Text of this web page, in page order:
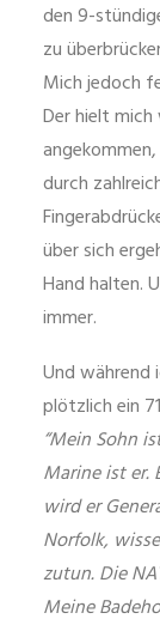
den 9-
zu
Mich jedoch
Der hielt
durch
über sich
Hand halten.
immer.
Und während
plötzlich ein
“Mein Sohn
Marine ist er.
wird er
Norfolk,
zutun. Die
Meine